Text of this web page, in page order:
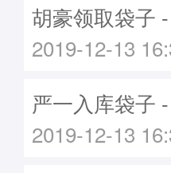
胡豪领取袋子
2019-12-13
严一入库袋子
2019-12-13